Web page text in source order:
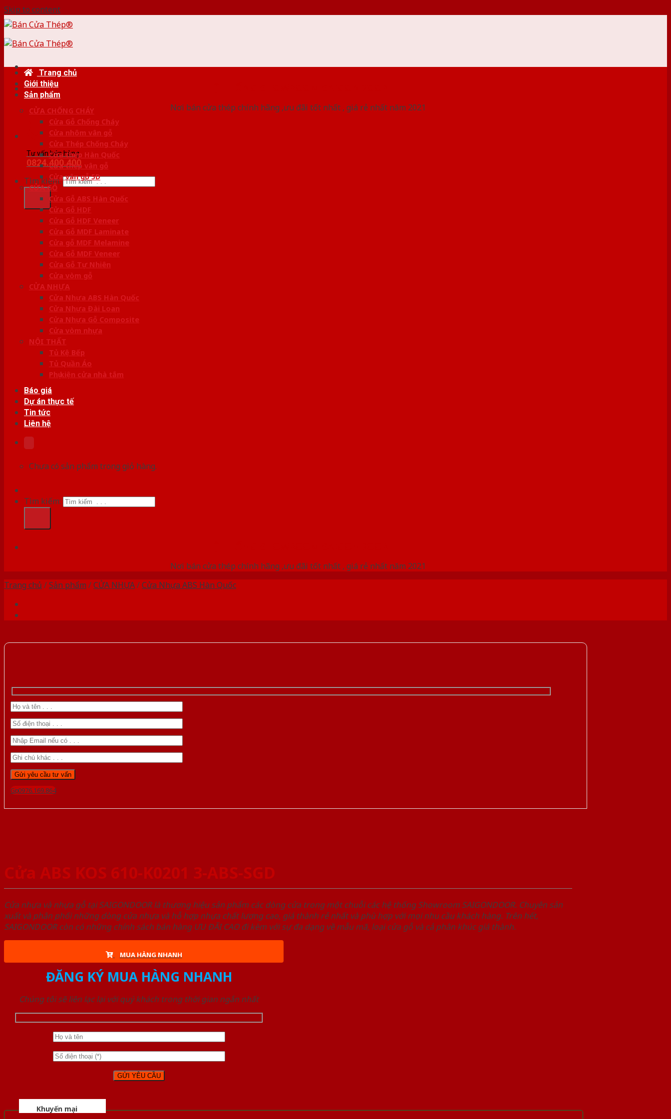
Skip to content
Nơi bán cửa thép chính hãng ,ưu đãi tốt nhất , giá rẻ nhất năm 2021
Tư vấn bán hàng
0824.400.400
Tìm kiếm:
Trang chủ
Giới thiệu
Sản phẩm
CỬA CHỐNG CHÁY
Cửa Gỗ Chống Cháy
Cửa nhôm vân gỗ
Cửa Thép Chống Cháy
Cửa thép Hàn Quốc
Cửa thép vân gỗ
Cửa vân gỗ 5D
CỬA GỖ
Cửa Gỗ ABS Hàn Quốc
Cửa Gỗ HDF
Cửa Gỗ HDF Veneer
Cửa Gỗ MDF Laminate
Cửa gỗ MDF Melamine
Cửa Gỗ MDF Veneer
Cửa Gỗ Tự Nhiên
Cửa vòm gỗ
CỬA NHỰA
Cửa Nhựa ABS Hàn Quốc
Cửa Nhựa Đài Loan
Cửa Nhựa Gỗ Composite
Cửa vòm nhựa
NỘI THẤT
Tủ Kệ Bếp
Tủ Quần Áo
Phụ kiện cửa nhà tắm
Báo giá
Dự án thực tế
Tin tức
Liên hệ
Chưa có sản phẩm trong giỏ hàng.
Tìm kiếm:
Nơi bán cửa thép chính hãng ,ưu đãi tốt nhất , giá rẻ nhất năm 2021
Trang chủ /Sản phẩm /CỬA NHỰA/Cửa Nhựa ABS Hàn Quốc
Gọi 0976.169.864
Cửa ABS KOS 610-K0201 3-ABS-SGD
Cửa nhựa và nhựa gỗ tại SAIGONDOOR là thương hiệu sản phẩm các dòng cửa trong một chuỗi các hệ thống Showroom SAIGONDOOR. Chuyên sản
xuất và phân phối những dòng cửa nhựa và hỗ hợp nhựa chất lượng cao, giá thành rẻ nhất và phù hợp với mọi nhu cầu khách hàng. Trên hết,
SAIGONDOOR còn có những chính sách bán hàng ƯU ĐÃI CAO đi kèm với sự đa dạng về mẫu mã, loại cửa gỗ và cả phân khúc giá thành.
MUA HÀNG NHANH
ĐĂNG KÝ MUA HÀNG NHANH
Chúng tôi sẽ liên lạc lại với quý khách trong thời gian ngắn nhất
Khuyến mại